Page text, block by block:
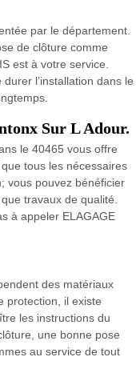
par le département.
de clôture comme
est à votre service.
l’installation dans le
Sur L Adour.
le 40465 vous offre
tous les nécessaires
vous pouvez bénéficier
travaux de qualité.
à appeler ELAGAGE
des matériaux
protection, il existe
les instructions du
une bonne pose
au service de tout